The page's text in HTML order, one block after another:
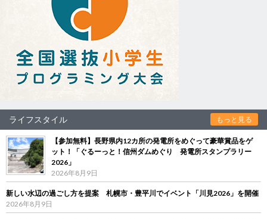
ライフスタイル もっと見る
【参加無料】長野県内12カ所の発電所をめぐって豪華賞品をゲ
ット！「ぐるーっと！信州ダムめぐり 発電所スタンプラリー
2026」
2026年8月9日
新しい水辺の過ごし方を提案 札幌市・豊平川でイベント「川見2026」を開催
2026年8月9日